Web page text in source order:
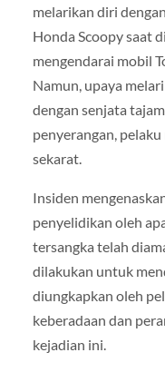
melarikan diri
Honda Scoopy saat
mengendarai mobil
Namun, upaya
dengan senjata
penyerangan,
sekarat.
Insiden
penyelidikan oleh
tersangka telah
dilakukan untuk
diungkapkan oleh
keberadaan dan
kejadian ini.